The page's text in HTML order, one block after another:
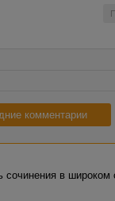
комментарии
сочинения в